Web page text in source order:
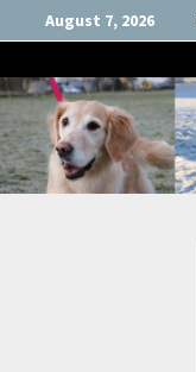
Inhalt
springen
August 7, 2026